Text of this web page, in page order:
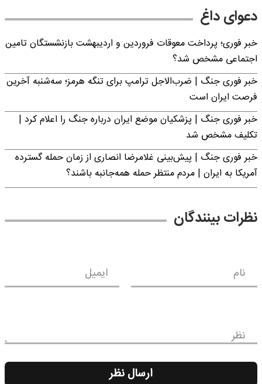
دعوای داغ
خبر فوری؛ پرداخت معوقات فروردین و اردیبهشت بازنشستگان تامین
اجتماعی مشخص شد؟
خبر فوری جنگ | ضرب‌الاجل ترامپ برای تنگه هرمز؛ سه‌شنبه آخرین
فرصت ایران است
خبر فوری جنگ | پزشکیان موضع ایران درباره جنگ را اعلام کرد |
تکلیف مشخص شد
خبر فوری جنگ | پیش‌بینی غلامرضا انصاری از زمان حمله گسترده
آمریکا به ایران | مردم منتظر حمله همه‌جانبه باشند؟
نظرات بینندگان
نام ایمیل
نظر
ارسال نظر